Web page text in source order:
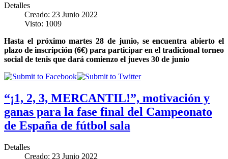
Detalles
Creado: 23 Junio 2022
Visto: 1009
Hasta el próximo martes 28 de junio, se encuentra abierto el
plazo de inscripción (6€) para participar en el tradicional torneo
social de tenis que dará comienzo el jueves 30 de junio
“¡1, 2, 3, MERCANTIL!”, motivación y
ganas para la fase final del Campeonato
de España de fútbol sala
Detalles
Creado: 23 Junio 2022